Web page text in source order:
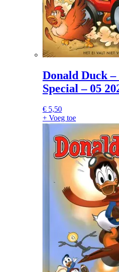
Donald Duck –
Special – 05
€ 5,50
+ Voeg toe